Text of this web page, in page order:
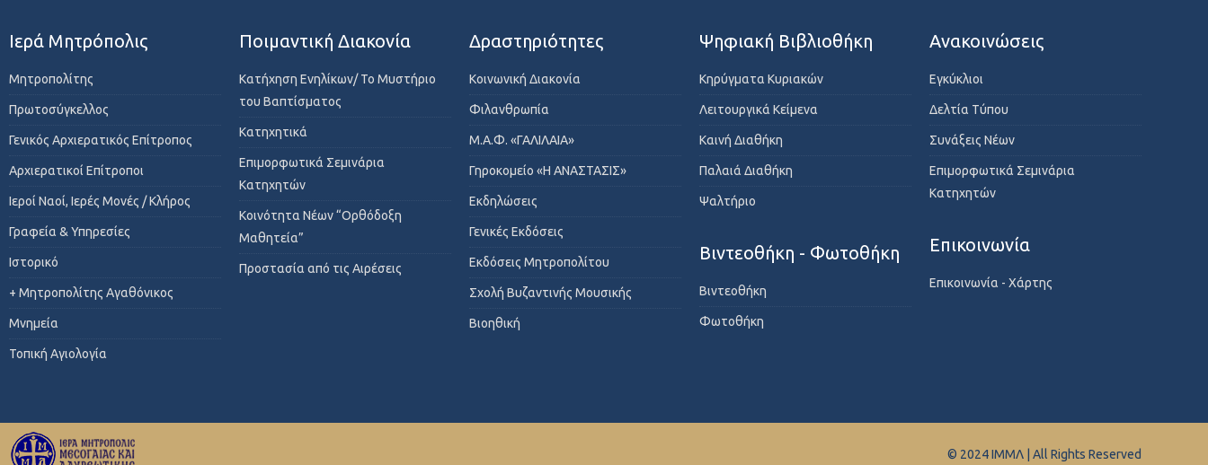
Ιερά Μητρόπολις
Μητροπολίτης
Πρωτοσύγκελλος
Γενικός Αρχιερατικός Επίτροπος
Αρχιερατικοί Επίτροποι
Ιεροί Ναοί, Ιερές Μονές / Κλήρος
Γραφεία & Υπηρεσίες
Ιστορικό
+ Μητροπολίτης Αγαθόνικος
Μνημεία
Τοπική Αγιολογία
Ποιμαντική Διακονία
Κατήχηση Ενηλίκων/ Το Μυστήριο
του Βαπτίσματος
Κατηχητικά
Επιμορφωτικά Σεμινάρια
Κατηχητών
Κοινότητα Νέων “Ορθόδοξη
Μαθητεία”
Προστασία από τις Αιρέσεις
Δραστηριότητες
Κοινωνική Διακονία
Φιλανθρωπία
Μ.Α.Φ. «ΓΑΛΙΛΑΙΑ»
Γηροκομείο «Η ΑΝΑΣΤΑΣΙΣ»
Εκδηλώσεις
Γενικές Εκδόσεις
Εκδόσεις Μητροπολίτου
Σχολή Βυζαντινής Μουσικής
Βιοηθική
Ψηφιακή Βιβλιοθήκη
Κηρύγματα Κυριακών
Λειτουργικά Κείμενα
Καινή Διαθήκη
Παλαιά Διαθήκη
Ψαλτήριο
Βιντεοθήκη - Φωτοθήκη
Βιντεοθήκη
Φωτοθήκη
Ανακοινώσεις
Εγκύκλιοι
Δελτία Τύπου
Συνάξεις Νέων
Επιμορφωτικά Σεμινάρια
Κατηχητών
Επικοινωνία
Επικοινωνία - Χάρτης
© 2024 ΙΜΜΛ | All Rights Reserved